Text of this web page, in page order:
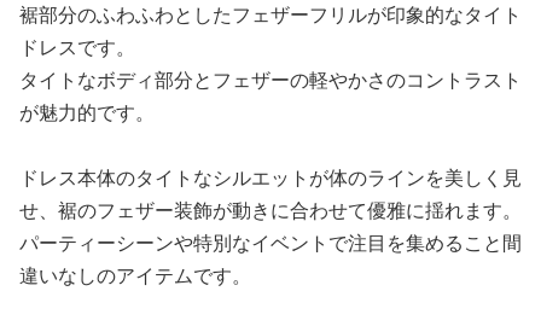
裾部分のふわふわとしたフェザーフリルが印象的なタイト
ドレスです。
タイトなボディ部分とフェザーの軽やかさのコントラスト
が魅力的です。
ドレス本体のタイトなシルエットが体のラインを美しく見
せ、裾のフェザー装飾が動きに合わせて優雅に揺れます。
パーティーシーンや特別なイベントで注目を集めること間
違いなしのアイテムです。